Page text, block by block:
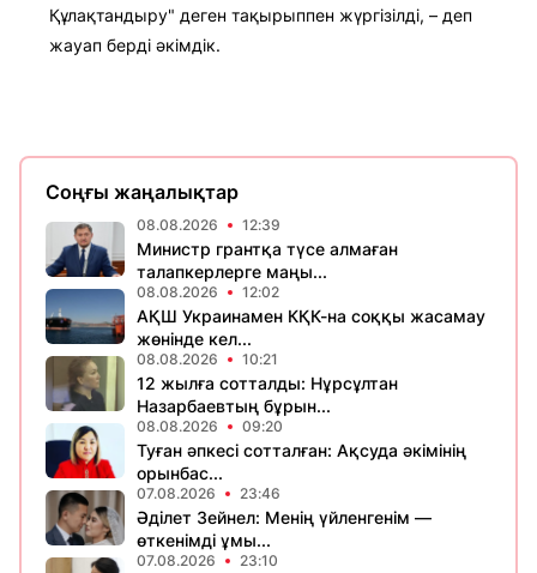
Құлақтандыру" деген тақырыппен жүргізілді, – деп
жауап берді әкімдік.
Соңғы жаңалықтар
08.08.2026 12:39
Министр грантқа түсе алмаған
талапкерлерге маңы...
08.08.2026 12:02
АҚШ Украинамен КҚК-на соққы жасамау
жөнінде кел...
08.08.2026 10:21
12 жылға сотталды: Нұрсұлтан
Назарбаевтың бұрын...
08.08.2026 09:20
Туған әпкесі сотталған: Ақсуда әкімінің
орынбас...
07.08.2026 23:46
Әділет Зейнел: Менің үйленгенім —
өткенімді ұмы...
07.08.2026 23:10